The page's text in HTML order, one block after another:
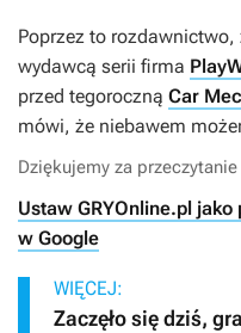
Poprzez to
wydawcą serii firma
przed tegoroczną Car
mówi, że niebawem
Dziękujemy za przeczytanie
Ustaw GRYOnline.pl
w Google
WIĘCEJ:
Zaczęło się dziś,